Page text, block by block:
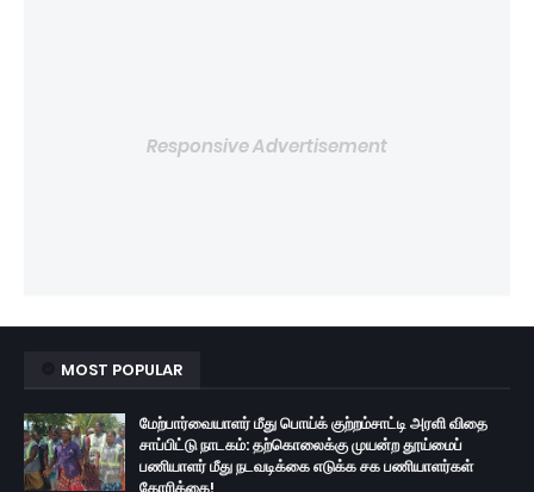
Responsive Advertisement
MOST POPULAR
மேற்பார்வையாளர் மீது பொய்க் குற்றம்சாட்டி அரளி விதை
சாப்பிட்டு நாடகம்: தற்கொலைக்கு முயன்ற தூய்மைப்
பணியாளர் மீது நடவடிக்கை எடுக்க சக பணியாளர்கள்